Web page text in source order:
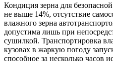
Кондиция зерна для
не выше 14%, отсутствие
влажного зерна
допустима лишь при
сушилкой. Транспортировка
кузовах в жаркую погоду
способное за несколько часов